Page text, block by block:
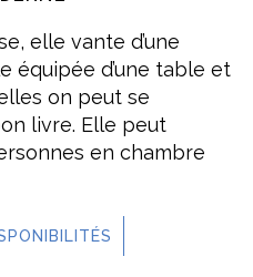
elle vante d’une
équipée d’une table et
on peut se
livre. Elle peut
en chambre